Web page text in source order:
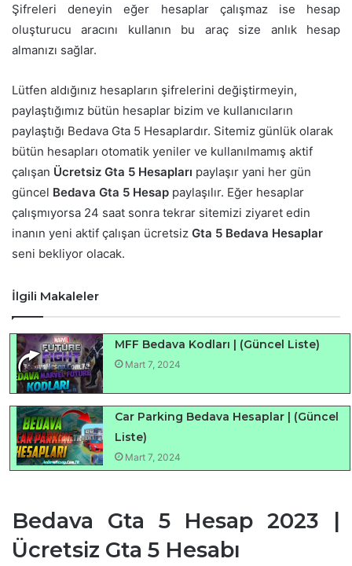
Şifreleri deneyin eğer hesaplar çalışmaz ise hesap
oluşturucu aracını kullanın bu araç size anlık hesap
almanızı sağlar.
Lütfen aldığınız hesapların şifrelerini değiştirmeyin,
paylaştığımız bütün hesaplar bizim ve kullanıcıların
paylaştığı Bedava Gta 5 Hesaplardır. Sitemiz günlük olarak
bütün hesapları otomatik yeniler ve kullanılmamış aktif
çalışan Ücretsiz Gta 5 Hesapları paylaşır yani her gün
güncel Bedava Gta 5 Hesap paylaşılır. Eğer hesaplar
çalışmıyorsa 24 saat sonra tekrar sitemizi ziyaret edin
inanın yeni aktif çalışan ücretsiz Gta 5 Bedava Hesaplar
seni bekliyor olacak.
İlgili Makaleler
MFF Bedava Kodları | (Güncel Liste)
Mart 7, 2024
Car Parking Bedava Hesaplar | (Güncel
Liste)
Mart 7, 2024
Bedava Gta 5 Hesap 2023 |
Ücretsiz Gta 5 Hesabı